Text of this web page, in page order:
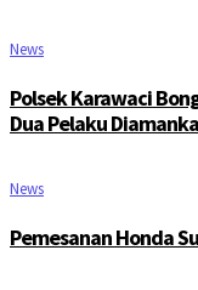
News
Polsek Karawaci
Dua Pelaku
News
Pemesanan Honda